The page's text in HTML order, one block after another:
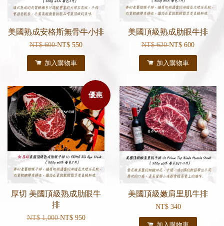
美國熟成安格斯無骨牛小排
NT$ 600NT$ 550
加入購物車
美國頂級熟成肋眼牛排
NT$ 620NT$ 600
加入購物車
優惠
厚切 美國頂級熟成肋眼牛
排
NT$ 1,000NT$ 950
美國頂級嫩肩里肌牛排
NT$ 340